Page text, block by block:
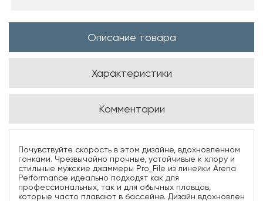
Описание товара
Характеристики
Комментарии
Почувствуйте скорость в этом дизайне, вдохновленном
гонками. Чрезвычайно прочные, устойчивые к хлору и
стильные мужские джаммеры Pro_File из линейки Arena
Performance идеально подходят как для
профессиональных, так и для обычных пловцов,
которые часто плавают в бассейне. Дизайн вдохновлен